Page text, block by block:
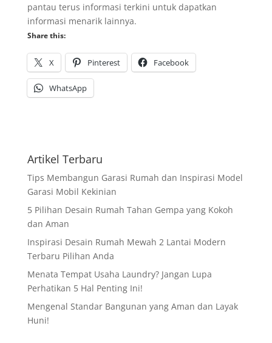
pantau terus informasi terkini untuk dapatkan
informasi menarik lainnya.
Share this:
X Pinterest Facebook
WhatsApp
Artikel Terbaru
Tips Membangun Garasi Rumah dan Inspirasi Model
Garasi Mobil Kekinian
5 Pilihan Desain Rumah Tahan Gempa yang Kokoh
dan Aman
Inspirasi Desain Rumah Mewah 2 Lantai Modern
Terbaru Pilihan Anda
Menata Tempat Usaha Laundry? Jangan Lupa
Perhatikan 5 Hal Penting Ini!
Mengenal Standar Bangunan yang Aman dan Layak
Huni!